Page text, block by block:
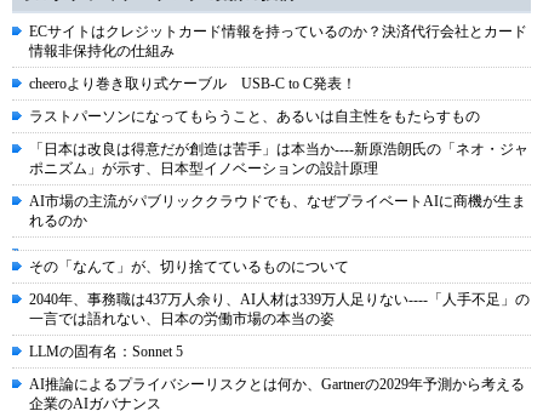
ECサイトはクレジットカード情報を持っているのか？決済代行会社とカード
情報非保持化の仕組み
cheeroより巻き取り式ケーブル USB-C to C発表！
ラストパーソンになってもらうこと、あるいは自主性をもたらすもの
「日本は改良は得意だが創造は苦手」は本当か----新原浩朗氏の「ネオ・ジャ
ポニズム」が示す、日本型イノベーションの設計原理
AI市場の主流がパブリッククラウドでも、なぜプライベートAIに商機が生ま
れるのか
その「なんて」が、切り捨てているものについて
2040年、事務職は437万人余り、AI人材は339万人足りない----「人手不足」の
一言では語れない、日本の労働市場の本当の姿
LLMの固有名：Sonnet 5
AI推論によるプライバシーリスクとは何か、Gartnerの2029年予測から考える
企業のAIガバナンス